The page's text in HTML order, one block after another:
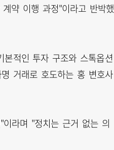
약 이행 과정"이라고 반박했
적인 투자 구조와 스톡옵션
거래로 호도하는 홍 변호사
라며 "정치는 근거 없는 의